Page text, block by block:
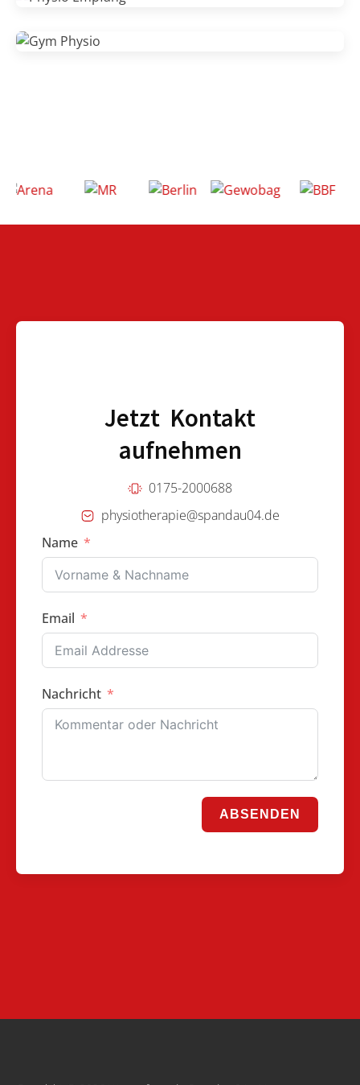
Jetzt Kontakt
aufnehmen
0175-2000688
physiotherapie@spandau04.de
Name
Email
Nachricht
ABSENDEN